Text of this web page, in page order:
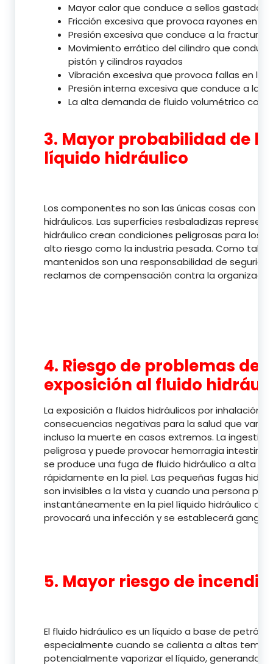
Mayor calor que conduce a sellos gastados
Fricción excesiva que provoca rayones en
Presión excesiva que conduce a la fractura
Movimiento errático del cilindro que
pistón y cilindros rayados
Vibración excesiva que provoca fallas en
Presión interna excesiva que conduce a la
La alta demanda de fluido volumétrico
3. Mayor probabilidad de
líquido hidráulico
Los componentes no son las únicas cosas con
hidráulicos. Las superficies resbaladizas
hidráulico crean condiciones peligrosas para los
alto riesgo como la industria pesada. Como tal,
mantenidos son una responsabilidad de
reclamos de compensación contra la
4. Riesgo de problemas de
exposición al fluido
La exposición a fluidos hidráulicos por
consecuencias negativas para la salud que van
incluso la muerte en casos extremos. La
peligrosa y puede provocar hemorragia
se produce una fuga de fluido hidráulico a alta
rápidamente en la piel. Las pequeñas fugas
son invisibles a la vista y cuando una persona
instantáneamente en la piel líquido hidráulico de
provocará una infección y se establecerá
5. Mayor riesgo de incendio.
El fluido hidráulico es un líquido a base de
especialmente cuando se calienta a altas
potencialmente vaporizar el líquido, generando